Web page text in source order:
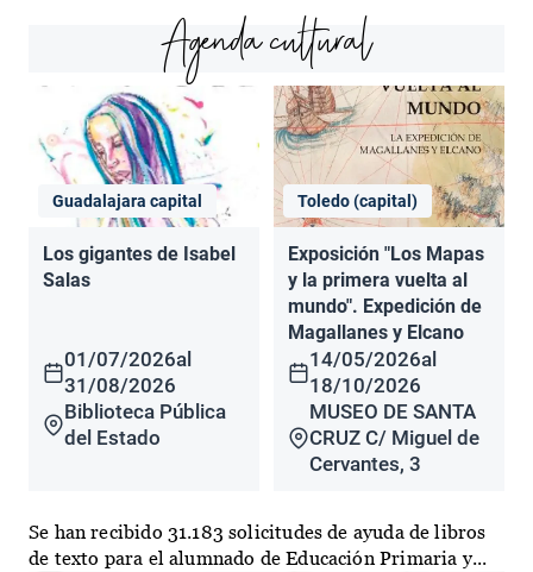
Agenda cultural
Guadalajara capital
Los gigantes de Isabel
Salas
01/07/2026al
31/08/2026
Biblioteca Pública
del Estado
Toledo (capital)
Exposición "Los Mapas
y la primera vuelta al
mundo". Expedición de
Magallanes y Elcano
14/05/2026al
18/10/2026
MUSEO DE SANTA
CRUZ C/ Miguel de
Cervantes, 3
Se han recibido 31.183 solicitudes de ayuda de libros
de texto para el alumnado de Educación Primaria y...